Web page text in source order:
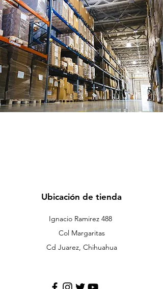
Ubicación de tienda
Ignacio Ramirez 488
Col Margaritas
Cd Juarez, Chihuahua